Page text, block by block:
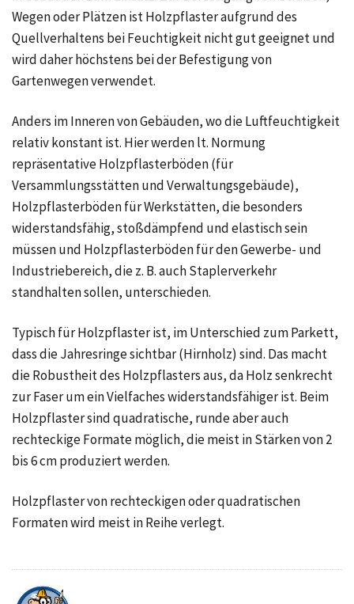
Wegen oder Plätzen ist Holzpflaster aufgrund des
Quellverhaltens bei Feuchtigkeit nicht gut geeignet und
wird daher höchstens bei der Befestigung von
Gartenwegen verwendet.
Anders im Inneren von Gebäuden, wo die Luftfeuchtigkeit
relativ konstant ist. Hier werden lt. Normung
repräsentative Holzpflasterböden (für
Versammlungsstätten und Verwaltungsgebäude),
Holzpflasterböden für Werkstätten, die besonders
widerstandsfähig, stoßdämpfend und elastisch sein
müssen und Holzpflasterböden für den Gewerbe- und
Industriebereich, die z. B. auch Staplerverkehr
standhalten sollen, unterschieden.
Typisch für Holzpflaster ist, im Unterschied zum Parkett,
dass die Jahresringe sichtbar (Hirnholz) sind. Das macht
die Robustheit des Holzpflasters aus, da Holz senkrecht
zur Faser um ein Vielfaches widerstandsfähiger ist. Beim
Holzpflaster sind quadratische, runde aber auch
rechteckige Formate möglich, die meist in Stärken von 2
bis 6 cm produziert werden.
Holzpflaster von rechteckigen oder quadratischen
Formaten wird meist in Reihe verlegt.